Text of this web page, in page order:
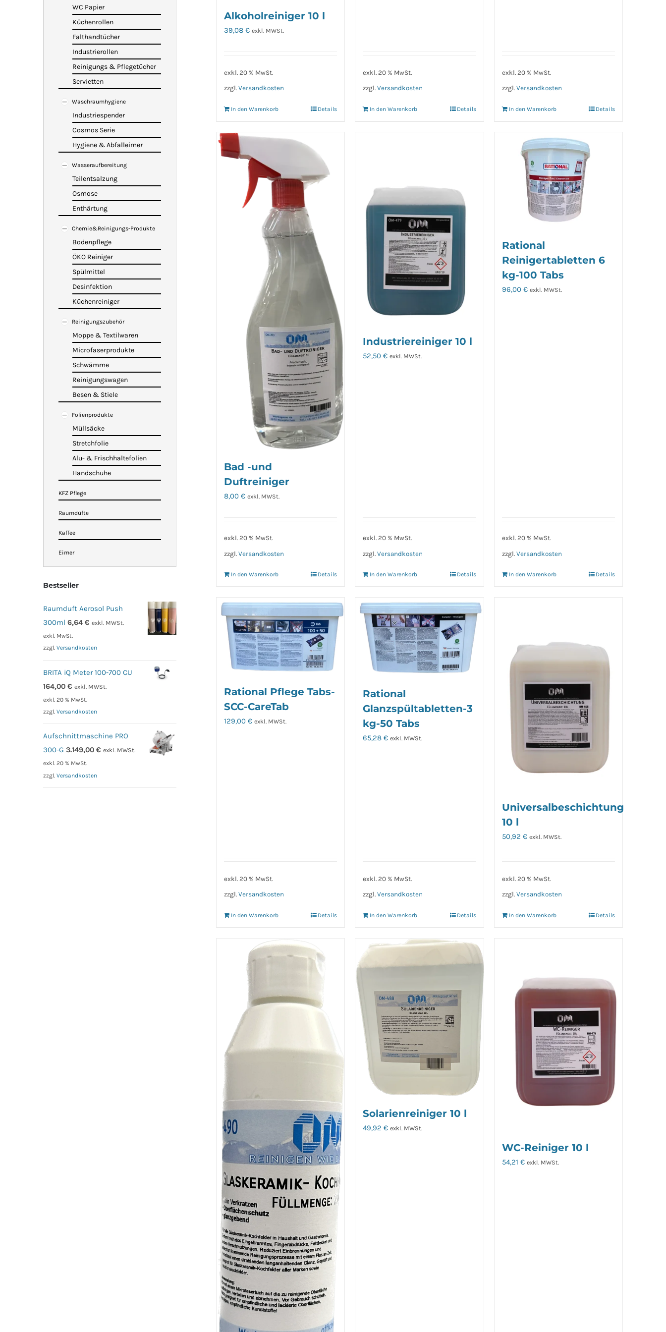
Alkoholreiniger 10 l
39,08€ exkl. MWSt.
exkl. 20 % MwSt.
zzgl.Versandkosten
In den Warenkorb Details
exkl. 20 % MwSt.
zzgl.Versandkosten
In den Warenkorb Details
exkl. 20 % MwSt.
zzgl. Versandkosten
In den Warenkorb Details
Bad -und
Duftreiniger
8,00€ exkl. MWSt.
exkl. 20 % MwSt.
zzgl.Versandkosten
In den Warenkorb Details
Industriereiniger 10 l
52,50€ exkl. MWSt.
exkl. 20 % MwSt.
zzgl.Versandkosten
In den Warenkorb Details
Rational
Reinigertabletten 6
kg-100 Tabs
96,00 € exkl. MWSt.
exkl. 20 % MwSt.
zzgl. Versandkosten
In den Warenkorb Details
Rational Pflege Tabs-
SCC-CareTab
129,00€ exkl. MWSt.
exkl. 20 % MwSt.
zzgl.Versandkosten
In den Warenkorb Details
Rational
Glanzspültabletten-3
kg-50 Tabs
65,28€ exkl. MWSt.
exkl. 20 % MwSt.
zzgl.Versandkosten
In den Warenkorb Details
Universalbeschichtung
10 l
50,92 € exkl. MWSt.
exkl. 20 % MwSt.
zzgl. Versandkosten
In den Warenkorb Details
Solarienreiniger 10 l
49,92€ exkl. MWSt.
WC-Reiniger 10 l
54,21 € exkl. MWSt.
WC Papier
Küchenrollen
Falthandtücher
Industrierollen
Reinigungs & Pflegetücher
Servietten
Waschraumhygiene
Industriespender
Cosmos Serie
Hygiene & Abfalleimer
Wasseraufbereitung
Teilentsalzung
Osmose
Enthärtung
Chemie&Reinigungs-Produkte
Bodenpflege
ÖKO Reiniger
Spülmittel
Desinfektion
Küchenreiniger
Reinigungszubehör
Moppe & Textilwaren
Microfaserprodukte
Schwämme
Reinigungswagen
Besen & Stiele
Folienprodukte
Müllsäcke
Stretchfolie
Alu- & Frischhaltefolien
Handschuhe
KFZ Pflege
Raumdüfte
Kaffee
Eimer
Bestseller
Raumduft Aerosol Push
300ml 6,64 € exkl. MWSt.
exkl. MwSt.
zzgl. Versandkosten
BRITA iQ Meter 100-700 CU
164,00 € exkl. MWSt.
exkl. 20 % MwSt.
zzgl. Versandkosten
Aufschnittmaschine PRO
300-G 3.149,00 € exkl. MWSt.
exkl. 20 % MwSt.
zzgl. Versandkosten